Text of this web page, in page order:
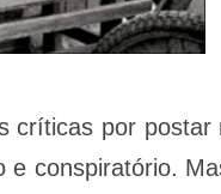
críticas por
conspiratório.